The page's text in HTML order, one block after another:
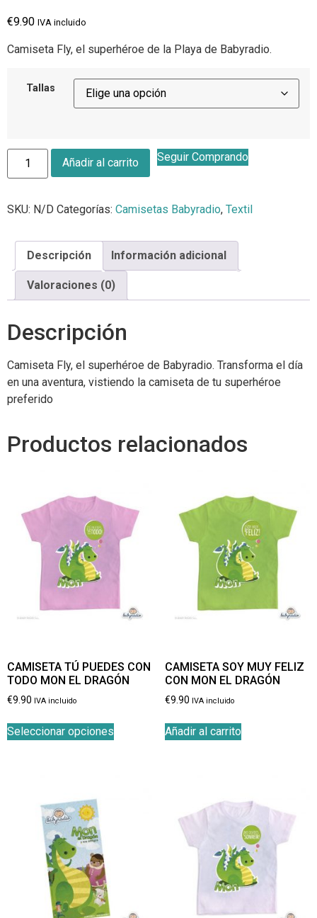
€9.90 IVA incluido
Camiseta Fly, el superhéroe de la Playa de Babyradio.
Tallas
Añadir al carrito Seguir Comprando
SKU: N/D Categorías: Camisetas Babyradio, Textil
Descripción Información adicional
Valoraciones (0)
Descripción
Camiseta Fly, el superhéroe de Babyradio. Transforma el día
en una aventura, vistiendo la camiseta de tu superhéroe
preferido
Productos relacionados
CAMISETA TÚ PUEDES CON
TODO MON EL DRAGÓN
€9.90 IVA incluido
Seleccionar opciones
CAMISETA SOY MUY FELIZ
CON MON EL DRAGÓN
€9.90 IVA incluido
Añadir al carrito